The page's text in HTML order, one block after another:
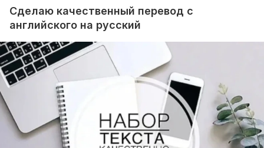
Сделаю качественный перевод с
английского на русский